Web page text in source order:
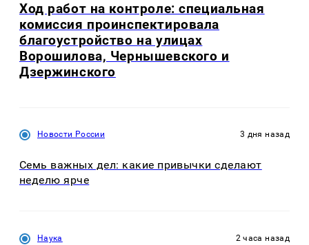
Ход работ на контроле: специальная
комиссия проинспектировала
благоустройство на улицах
Ворошилова, Чернышевского и
Дзержинского
Новости России 3 дня назад
Семь важных дел: какие привычки сделают
неделю ярче
Наука 2 часа назад